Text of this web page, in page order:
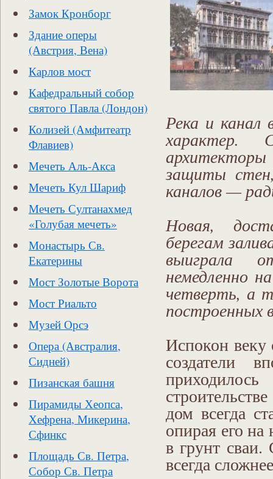
Замок Кронборг
Здание оперы
(Австрия, Вена)
Карлов мост
Кафедральный собор
святого Павла (Лондон)
Колизей (Амфитеатр
Флавиев)
Мечеть Аль-Акса
Мечеть Кул Шариф
Мечеть Султанахмед
«Голубая мечеть»
Монастырь Св.
Екатерины
Мост Золотые Ворота
Мост Риальто
Музей Орсэ
Опера (Австралия,
Сидней)
Пизанская башня
Пирамиды Хеопса,
Хефрена, Микерина,
Сфинкс
Площадь Св. Петра,
Собор Св. Петра
Река и канал
характер.
архитекторы
защиты
каналов —
Новая,
берегам
выиграла
немедленно
четверть, а
построенных
Испокон веку
создатели
дом всегда
опирая его
в грунт
всегда